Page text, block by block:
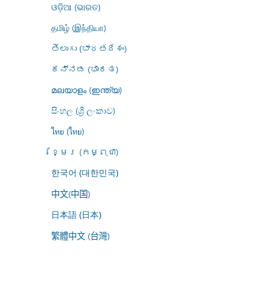
ଓଡ଼ିଆ (ଭାରତ)
தமிழ் (இந்தியா)
తెలుగు (భారతదేశం)
ಕನ್ನಡ (ಭಾರತ)
മലയാളം (ഇന്ത്യ)
සිංහල (ශ්‍රී ලංකාව)
ไทย (ไทย)
ខ្មែរ (កម្ពុជា)
한국어 (대한민국)
中文(中国)
日本語 (日本)
繁體中文 (台灣)